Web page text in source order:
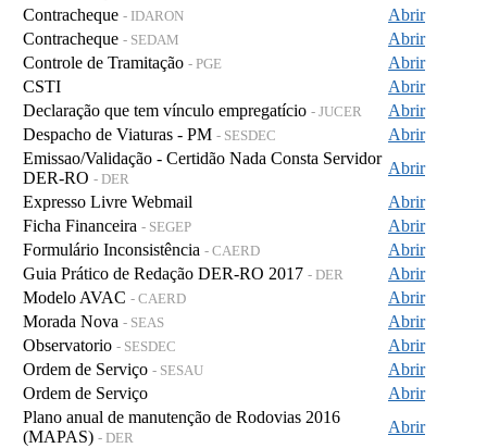
Contracheque - IDARON
Abrir
Contracheque - SEDAM
Abrir
Controle de Tramitação - PGE
Abrir
CSTI
Abrir
Declaração que tem vínculo empregatício - JUCER
Abrir
Despacho de Viaturas - PM - SESDEC
Abrir
Emissao/Validação - Certidão Nada Consta Servidor
DER-RO - DER
Abrir
Expresso Livre Webmail
Abrir
Ficha Financeira - SEGEP
Abrir
Formulário Inconsistência - CAERD
Abrir
Guia Prático de Redação DER-RO 2017 - DER
Abrir
Modelo AVAC - CAERD
Abrir
Morada Nova - SEAS
Abrir
Observatorio - SESDEC
Abrir
Ordem de Serviço - SESAU
Abrir
Ordem de Serviço
Abrir
Plano anual de manutenção de Rodovias 2016
(MAPAS) - DER
Abrir